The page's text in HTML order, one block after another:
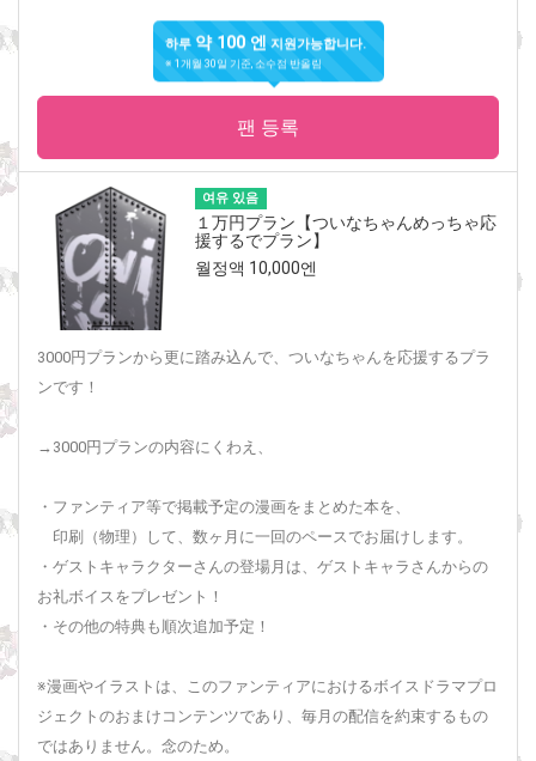
하루약 100 엔지원가능합니다.
※ 1개월 30일 기준, 소수점 반올림
팬 등록
여유 있음
１万円プラン【ついなちゃんめっちゃ応
援するでプラン】
월정액 10,000엔
3000円プランから更に踏み込んで、ついなちゃんを応援するプラ
ンです！
→3000円プランの内容にくわえ、
・ファンティア等で掲載予定の漫画をまとめた本を、
印刷（物理）して、数ヶ月に一回のペースでお届けします。
・ゲストキャラクターさんの登場月は、ゲストキャラさんからの
お礼ボイスをプレゼント！
・その他の特典も順次追加予定！
※漫画やイラストは、このファンティアにおけるボイスドラマプロ
ジェクトのおまけコンテンツであり、毎月の配信を約束するもの
ではありません。念のため。